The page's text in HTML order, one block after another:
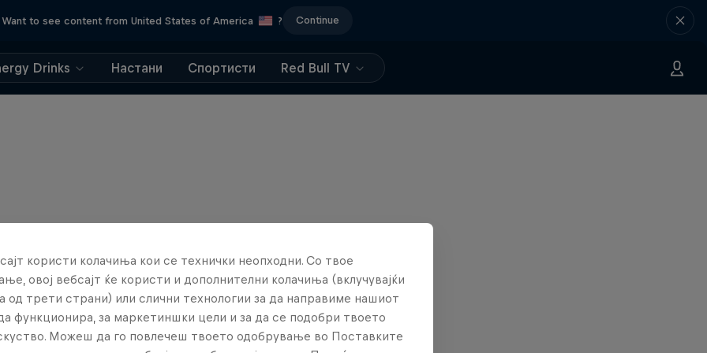
Want to see content from United States of America ? Continue
Drinks Настани Спортисти Red Bull TV
користи колачиња кои се технички неопходни. Со твое
овој вебсајт ќе користи и дополнителни колачиња (вклучувајќи
од трети страни) или слични технологии за да направиме нашиот
функционира, за маркетиншки цели и за да се подобри твоето
Можеш да го повлечеш твоето одобрување во Поставките